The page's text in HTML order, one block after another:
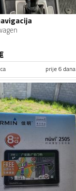
prije 6 dana